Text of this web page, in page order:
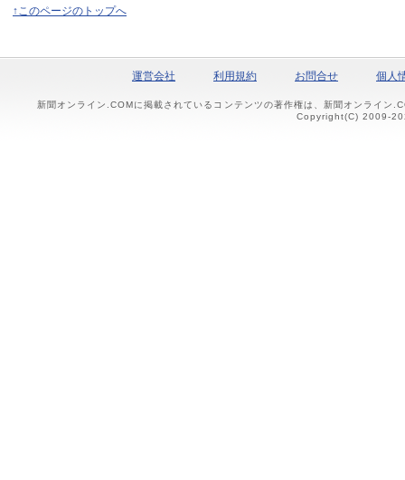
↑このページのトップへ
運営会社 利用規約 お問合せ 個人
新聞オンライン.COMに掲載されているコンテンツの著作権は、新聞オンライン
Copyright(C) 2009-